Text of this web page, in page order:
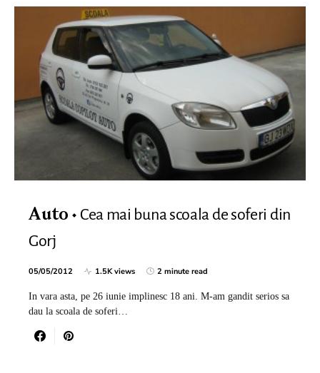
Auto
Cea mai buna scoala de soferi din
Gorj
05/05/2012 1.5K views 2 minute read
In vara asta, pe 26 iunie implinesc 18 ani. M-am gandit serios sa
dau la scoala de soferi…